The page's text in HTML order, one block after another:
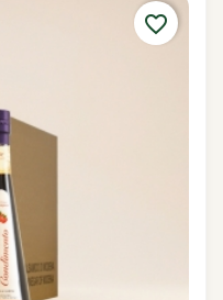
favorite_border